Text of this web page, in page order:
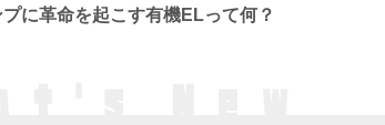
に革命を起こす有機ELって何？